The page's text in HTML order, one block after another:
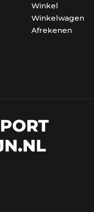
Winkel
Winkelwagen
Afrekenen